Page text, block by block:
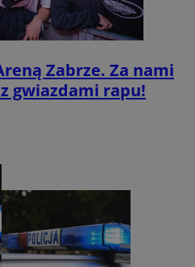
Zabrze. Za nami
gwiazdami rapu!